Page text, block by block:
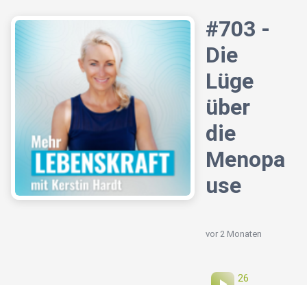
#703 -
Die
Lüge
über
die
Menopa
use
vor 2 Monaten
26